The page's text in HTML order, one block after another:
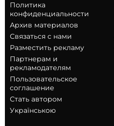
Политика
конфиденциальности
Архив материалов
Связаться с нами
Разместить рекламу
Партнерам и
рекламодателям
Пользовательское
соглашение
Стать автором
Українською